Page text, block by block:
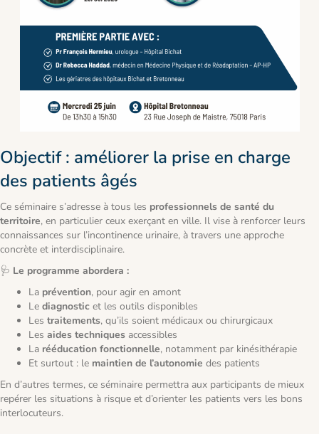
Objectif : améliorer la prise en charge
des patients âgés
Ce séminaire s’adresse à tous les professionnels de santé du
territoire, en particulier ceux exerçant en ville. Il vise à renforcer leurs
connaissances sur l’incontinence urinaire, à travers une approche
concrète et interdisciplinaire.
🩺 Le programme abordera :
La prévention, pour agir en amont
Le diagnostic et les outils disponibles
Les traitements, qu’ils soient médicaux ou chirurgicaux
Les aides techniques accessibles
La rééducation fonctionnelle, notamment par kinésithérapie
Et surtout : le maintien de l’autonomie des patients
En d’autres termes, ce séminaire permettra aux participants de mieux
repérer les situations à risque et d’orienter les patients vers les bons
interlocuteurs.